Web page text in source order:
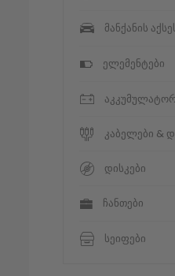
მანქანის
ელემენტები
კაბელები &
დისკები
ჩანთები
სეიფები